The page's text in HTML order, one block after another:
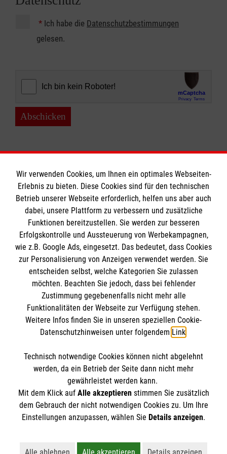
* Ich habe die Datenschutzbestimmungen
gelesen.
Abschicken
Informationen
Impressum
Datenschutz
Kontakt
Die Malteser
Malteser in Deutschland
Malteserorden
Sharepoint
Spendenkonto
Bank: Pax-Bank
IBAN: DE92370601201201214153
BIC: GENODED1PA7
So finden Sie uns
Hellweg 267
45721 Haltern am See
info.haltern@malteser.org​​​​​​​
Der Malteser Hilfsdienst e.V. ist als eingetragene
Gewerbesteuer befreit.
Wir verwenden Cookies, um Ihnen ein optimales Webseiten-
Erlebnis zu bieten. Diese Cookies sind für den technischen
Betrieb unserer Webseite erforderlich, helfen uns aber auch
dabei, unsere Plattform zu verbessern und zusätzliche
Funktionen bereitzustellen. Sie werden zur besseren
Erfolgskontrolle und Aussteuerung von Werbekampagnen,
wie z.B. Google Ads, eingesetzt. Das bedeutet, dass Cookies
zur Personalisierung von Anzeigen verwendet werden. Sie
entscheiden selbst, welche Kategorien Sie zulassen
möchten. Beachten Sie jedoch, dass bei fehlender
Zustimmung gegebenenfalls nicht mehr alle
Funktionalitäten der Webseite zur Verfügung stehen.
Weitere Infos finden Sie in unseren speziellen Cookie-
Datenschutzhinweisen unter folgendem Link.
Technisch notwendige Cookies können nicht abgelehnt
werden, da ein Betrieb der Seite dann nicht mehr
gewährleistet werden kann.
Mit dem Klick auf Alle akzeptierenstimmen Sie zusätzlich
dem Gebrauch der nicht notwendigen Cookies zu. Um Ihre
Einstellungen anzupassen, wählen Sie Details anzeigen.